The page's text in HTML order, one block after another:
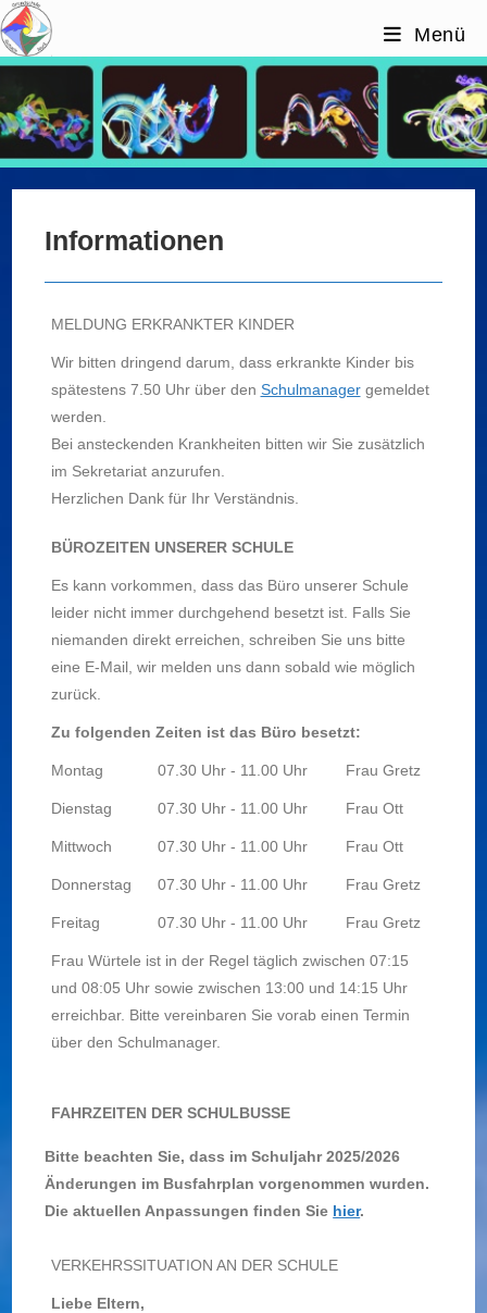
Zum
Inhalt
springen
Menü
Allgemeines
Informationen
MELDUNG ERKRANKTER KINDER
Wir bitten dringend darum, dass erkrankte Kinder bis
spätestens 7.50 Uhr über den Schulmanagergemeldet
werden.
Bei ansteckenden Krankheiten bitten wir Sie zusätzlich
im Sekretariat anzurufen.
Herzlichen Dank für Ihr Verständnis.
BÜROZEITEN UNSERER SCHULE
Es kann vorkommen, dass das Büro unserer Schule
leider nicht immer durchgehend besetzt ist. Falls Sie
niemanden direkt erreichen, schreiben Sie uns bitte
eine E-Mail, wir melden uns dann sobald wie möglich
zurück.
Zu folgenden Zeiten ist das Büro besetzt:
Montag 07.30 Uhr - 11.00 Uhr Frau Gretz
Dienstag 07.30 Uhr - 11.00 Uhr Frau Ott
Mittwoch 07.30 Uhr - 11.00 Uhr Frau Ott
Donnerstag 07.30 Uhr - 11.00 Uhr Frau Gretz
Freitag 07.30 Uhr - 11.00 Uhr Frau Gretz
Frau Würtele ist in der Regel täglich zwischen 07:15
und 08:05 Uhr sowie zwischen 13:00 und 14:15 Uhr
erreichbar. Bitte vereinbaren Sie vorab einen Termin
über den Schulmanager.
FAHRZEITEN DER SCHULBUSSE
Bitte beachten Sie, dass im Schuljahr 2025/2026
Änderungen im Busfahrplan vorgenommen wurden.
Die aktuellen Anpassungen finden Sie hier.
VERKEHRSSITUATION AN DER SCHULE
Liebe Eltern,